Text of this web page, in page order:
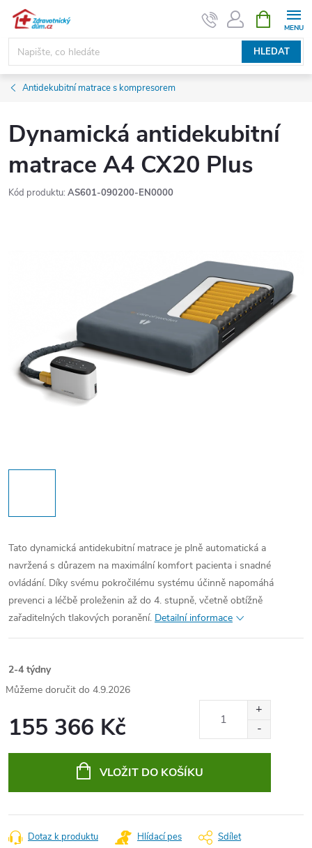
Přejít
obsah
HLEDAT
NÁKUPNÍ
KOŠÍK
Antidekubitní matrace s kompresorem
Dynamická antidekubitní
matrace A4 CX20 Plus
Kód produktu: AS601-090200-EN0000
Tato dynamická antidekubitní matrace je plně automatická a
navržená s důrazem na maximální komfort pacienta i snadné
ovládání. Díky svému pokročilému systému účinně napomáhá
prevenci a léčbě proleženin až do 4. stupně, včetně obtížně
zařaditelných tlakových poranění. Detailní informace
2-4 týdny
4.9.2026
155 366 Kč
VLOŽIT DO KOŠÍKU
Dotaz k produktu Hlídací pes Sdílet